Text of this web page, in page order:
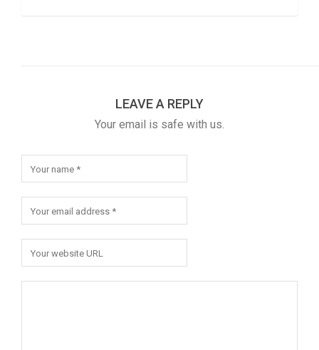
LEAVE A REPLY
Your email is safe with us.